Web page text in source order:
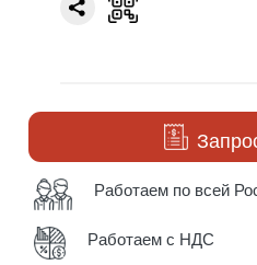
Работаем по всей
Работаем с НДС